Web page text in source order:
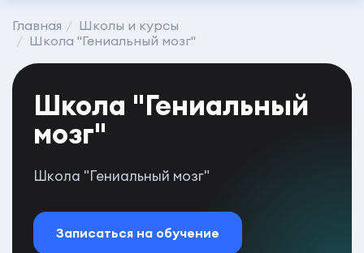
Главная
Школы и курсы
Школа "Гениальный мозг"
Школа "Гениальный
мозг"
Школа "Гениальный мозг"
Записаться на обучение